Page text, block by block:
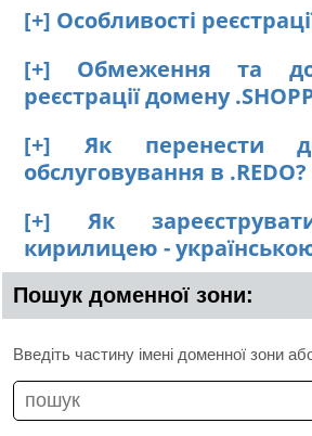
[+] Особливості
[+] Обмеження та
реєстрації домену
[+] Як перенести
обслуговування в .REDO?
[+] Як
кирилицею -
Пошук доменної зони:
Введіть частину імені доменної зони